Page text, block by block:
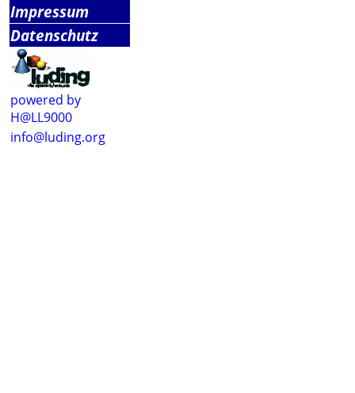
Impressum
Datenschutz
powered by
H@LL9000
info@luding.org